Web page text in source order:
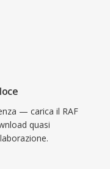
— carica il RAF
quasi